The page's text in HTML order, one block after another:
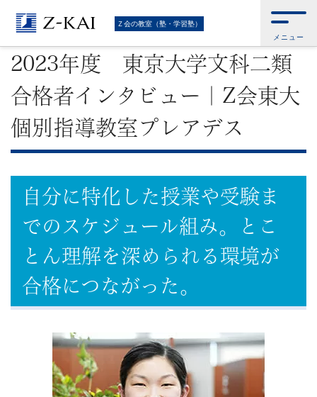
難
関
校
受
験
Ｚ会の教室（塾・学習塾）
メニュー
Ｚ会トップ> Ｚ会の教室（塾・学習塾）>2023年度 東京大学文科二類 合
格者インタビュー｜Z会東大個別指導教室プレアデス
2023年度 東京大学文科二類
合格者インタビュー｜Z会東大
個別指導教室プレアデス
自分に特化した授業や受験ま
でのスケジュール組み。とこ
とん理解を深められる環境が
合格につながった。